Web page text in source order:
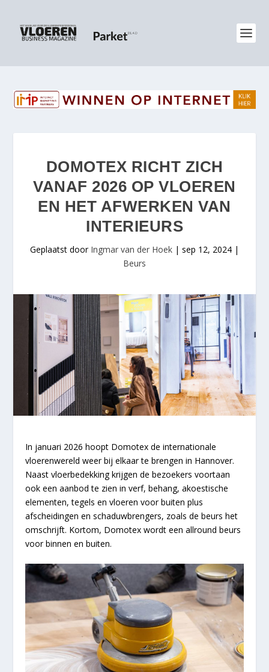
DOMOTEX RICHT ZICH
VANAF 2026 OP VLOEREN
EN HET AFWERKEN VAN
INTERIEURS
Geplaatst door Ingmar van der Hoek | sep 12, 2024 |
Beurs
In januari 2026 hoopt Domotex de internationale
vloerenwereld weer bij elkaar te brengen in Hannover.
Naast vloerbedekking krijgen de bezoekers voortaan
ook een aanbod te zien in verf, behang, akoestische
elementen, tegels en vloeren voor buiten plus
afscheidingen en schaduwbrengers, zoals de beurs het
omschrijft. Kortom, Domotex wordt een allround beurs
voor binnen en buiten.